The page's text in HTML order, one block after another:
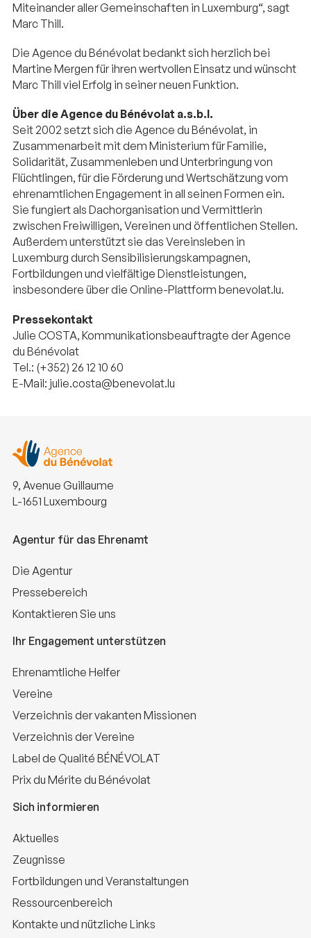
Miteinander aller Gemeinschaften in Luxemburg“, sagt
Marc Thill.
Die Agence du Bénévolat bedankt sich herzlich bei
Martine Mergen für ihren wertvollen Einsatz und wünscht
Marc Thill viel Erfolg in seiner neuen Funktion.
Über die Agence du Bénévolat a.s.b.l.
Seit 2002 setzt sich die Agence du Bénévolat, in
Zusammenarbeit mit dem Ministerium für Familie,
Solidarität, Zusammenleben und Unterbringung von
Flüchtlingen, für die Förderung und Wertschätzung vom
ehrenamtlichen Engagement in all seinen Formen ein.
Sie fungiert als Dachorganisation und Vermittlerin
zwischen Freiwilligen, Vereinen und öffentlichen Stellen.
Außerdem unterstützt sie das Vereinsleben in
Luxemburg durch Sensibilisierungskampagnen,
Fortbildungen und vielfältige Dienstleistungen,
insbesondere über die Online-Plattform benevolat.lu.
Pressekontakt
Julie COSTA, Kommunikationsbeauftragte der Agence
du Bénévolat
Tel.: (+352) 26 12 10 60
E-Mail: julie.costa@benevolat.lu
9, Avenue Guillaume
L-1651 Luxembourg
Agentur für das Ehrenamt
Die Agentur
Pressebereich
Kontaktieren Sie uns
Ihr Engagement unterstützen
Ehrenamtliche Helfer
Vereine
Verzeichnis der vakanten Missionen
Verzeichnis der Vereine
Label de Qualité BÉNÉVOLAT
Prix du Mérite du Bénévolat
Sich informieren
Aktuelles
Zeugnisse
Fortbildungen und Veranstaltungen
Ressourcenbereich
Kontakte und nützliche Links